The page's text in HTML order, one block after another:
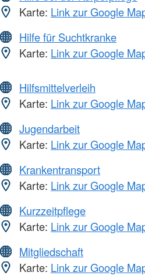
Karte: Link zur Google
Hilfe für Suchtkranke
Karte: Link zur Google
Hilfsmittelverleih
Karte: Link zur Google
Jugendarbeit
Karte: Link zur Google
Krankentransport
Karte: Link zur Google
Kurzzeitpflege
Karte: Link zur Google
Mitgliedschaft
Karte: Link zur Google